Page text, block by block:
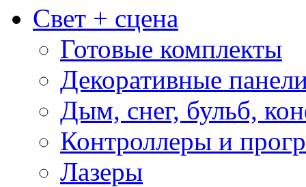
Свет + сцена
Готовые комплекты
Декоративные
Дым, снег, бульб,
Контроллеры и
Лазеры